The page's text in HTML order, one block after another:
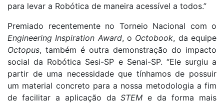
para levar a Robótica de maneira acessível a todos.”
Premiado recentemente no Torneio Nacional com o
Engineering Inspiration Award, o Octobook, da equipe
Octopus, também é outra demonstração do impacto
social da Robótica Sesi-SP e Senai-SP. “Ele surgiu a
partir de uma necessidade que tínhamos de possuir
um material concreto para a nossa metodologia a fim
de facilitar a aplicação daSTEM e da forma mais